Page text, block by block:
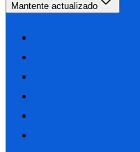
Mantente actualizado